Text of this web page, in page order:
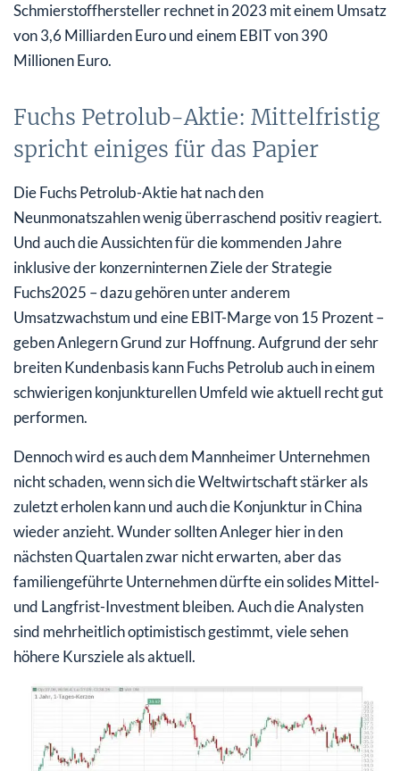
Schmierstoffhersteller rechnet in 2023 mit einem Umsatz
von 3,6 Milliarden Euro und einem EBIT von 390
Millionen Euro.
Fuchs Petrolub-Aktie: Mittelfristig
spricht einiges für das Papier
Die Fuchs Petrolub-Aktie hat nach den
Neunmonatszahlen wenig überraschend positiv reagiert.
Und auch die Aussichten für die kommenden Jahre
inklusive der konzerninternen Ziele der Strategie
Fuchs2025 – dazu gehören unter anderem
Umsatzwachstum und eine EBIT-Marge von 15 Prozent –
geben Anlegern Grund zur Hoffnung. Aufgrund der sehr
breiten Kundenbasis kann Fuchs Petrolub auch in einem
schwierigen konjunkturellen Umfeld wie aktuell recht gut
performen.
Dennoch wird es auch dem Mannheimer Unternehmen
nicht schaden, wenn sich die Weltwirtschaft stärker als
zuletzt erholen kann und auch die Konjunktur in China
wieder anzieht. Wunder sollten Anleger hier in den
nächsten Quartalen zwar nicht erwarten, aber das
familiengeführte Unternehmen dürfte ein solides Mittel-
und Langfrist-Investment bleiben. Auch die Analysten
sind mehrheitlich optimistisch gestimmt, viele sehen
höhere Kursziele als aktuell.